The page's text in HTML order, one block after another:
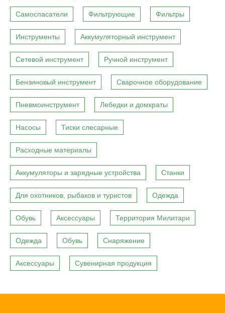
Самоспасатели Фильтрующие Фильтры
Инструменты Аккумуляторный инструмент
Сетевой инструмент Ручной инструмент
Бензиновый инструмент Сварочное оборудование
Пневмоинструмент Лебедки и домкраты
Насосы Тиски слесарные
Расходные материалы
Аккумуляторы и зарядные устройства Станки
Для охотников, рыбаков и туристов Одежда
Обувь Аксессуары Территория Милитари
Одежда Обувь Снаряжение
Аксессуары Сувенирная продукция